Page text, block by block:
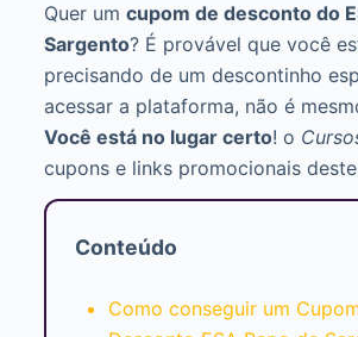
Quer um cupom de desconto do
Sargento? É provável que você
precisando de um descontinho
acessar a plataforma, não é
Você está no lugar certo! o
cupons e links promocionais
Conteúdo
Como conseguir um